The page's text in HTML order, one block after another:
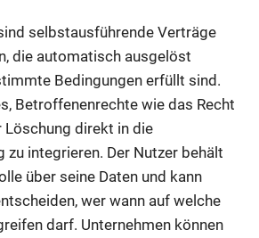
selbstausführende Verträge
die automatisch ausgelöst
Bedingungen erfüllt sind.
Betroffenenrechte wie das Recht
direkt in die
zu integrieren. Der Nutzer behält
über seine Daten und kann
wer wann auf welche
darf. Unternehmen können